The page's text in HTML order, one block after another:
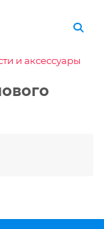
и аксессуары